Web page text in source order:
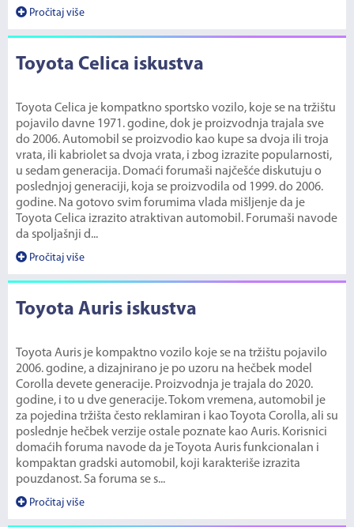
Pročitaj više
Toyota Celica iskustva
Toyota Celica je kompatkno sportsko vozilo, koje se na tržištu
pojavilo davne 1971. godine, dok je proizvodnja trajala sve
do 2006. Automobil se proizvodio kao kupe sa dvoja ili troja
vrata, ili kabriolet sa dvoja vrata, i zbog izrazite popularnosti,
u sedam generacija. Domaći forumaši najčešće diskutuju o
poslednjoj generaciji, koja se proizvodila od 1999. do 2006.
godine. Na gotovo svim forumima vlada mišljenje da je
Toyota Celica izrazito atraktivan automobil. Forumaši navode
da spoljašnji d...
Pročitaj više
Toyota Auris iskustva
Toyota Auris je kompaktno vozilo koje se na tržištu pojavilo
2006. godine, a dizajnirano je po uzoru na hečbek model
Corolla devete generacije. Proizvodnja je trajala do 2020.
godine, i to u dve generacije. Tokom vremena, automobil je
za pojedina tržišta često reklamiran i kao Toyota Corolla, ali su
poslednje hečbek verzije ostale poznate kao Auris. Korisnici
domaćih foruma navode da je Toyota Auris funkcionalan i
kompaktan gradski automobil, koji karakteriše izrazita
pouzdanost. Sa foruma se s...
Pročitaj više